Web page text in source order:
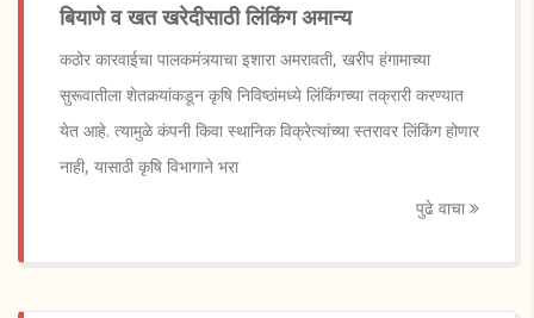
बियाणे व खत खरेदीसाठी लिंकिंग अमान्य
कठोर कारवाईचा पालकमंत्र्याचा इशारा अमरावती, खरीप हंगामाच्या
सुरूवातीला शेतकर्‍यांकडून कृषि निविष्ठांमध्ये लिंकिंगच्या तक्रारी करण्यात
येत आहे. त्यामुळे कंपनी किवा स्थानिक विक्रेत्यांच्या स्तरावर लिंकिंग होणार
नाही, यासाठी कृषि विभागाने भरा
पुढे वाचा